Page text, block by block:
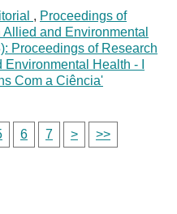
, Proceedings of
and Environmental
Proceedings of Research
Health - I
Com a Ciência'
6 7 > >>